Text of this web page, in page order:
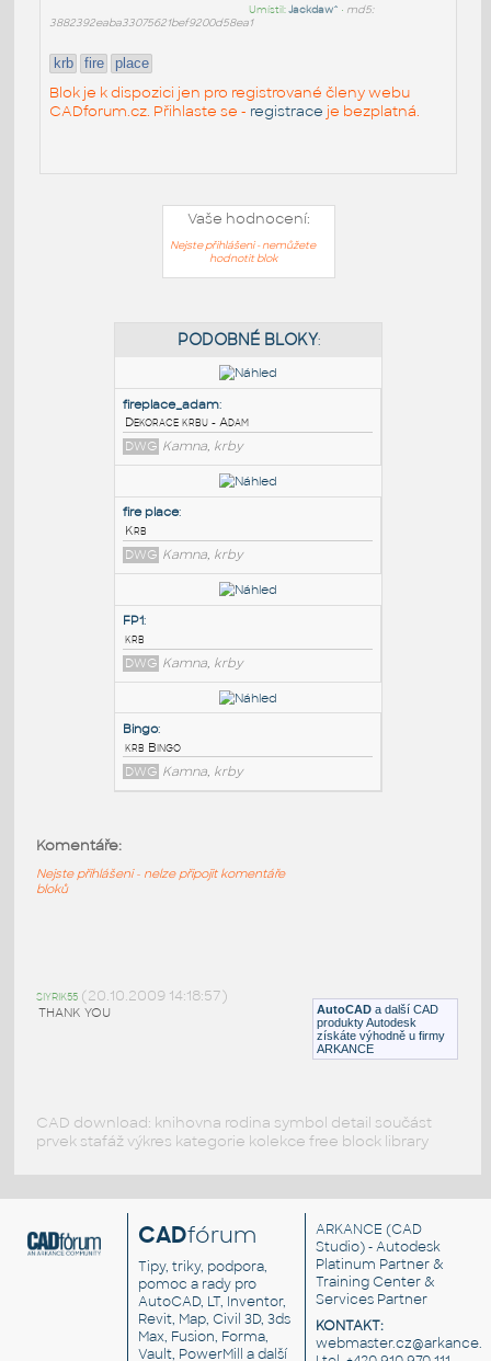
Umístil:Jackdaw^ • md5:
3882392eaba33075621bef9200d58ea1
krb fire place
Blok je k dispozici jen pro registrované členy webu
CADforum.cz. Přihlaste se - registrace je bezplatná.
Vaše hodnocení:
Nejste přihlášeni - nemůžete
hodnotit blok
fireplace_adam :
Dekorace krbu - Adam
fire place:
Krb
DWG Kamna, krby
DWG
Kamna, krby
AutoCAD a další CAD
produkty Autodesk
získáte výhodně u firmy
ARKANCE
Komentáře:
Nejste přihlášeni - nelze připojit komentáře
bloků
SIYRIK55 (20.10.2009 14:18:57)
THANK YOU
CAD download: knihovna rodina symbol detail součást
prvek stafáž výkres kategorie kolekce free block library
CADfórum
Tipy, triky, podpora,
pomoc a rady pro
AutoCAD, LT, Inventor,
Revit, Map, Civil 3D, 3ds
Max, Fusion, Forma,
Vault, PowerMill a další
ARKANCE (CAD
Studio) - Autodesk
Platinum Partner &
Training Center &
Services Partner
KONTAKT: